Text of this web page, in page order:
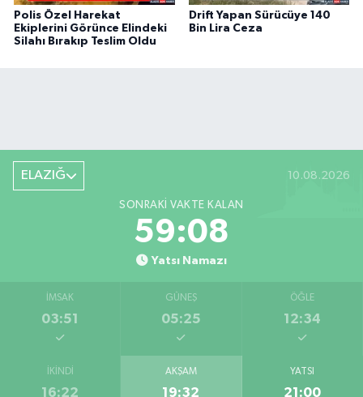
Polis Özel Harekat
Ekiplerini Görünce Elindeki
Silahı Bırakıp Teslim Oldu
Drift Yapan Sürücüye 140
Bin Lira Ceza
ELAZIĞ 10.08.2026
SONRAKI VAKTE KALAN
59:07
Yatsı Namazı
İMSAK
03:51
GÜNEŞ
05:25
ÖĞLE
12:34
İKINDI
16:22
AKŞAM
19:32
YATSI
21:00